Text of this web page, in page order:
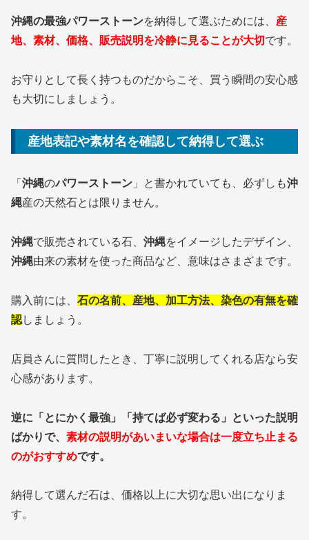
沖縄の最強パワーストーンを納得して選ぶためには、 産
地、素材、価格、販売説明を冷静に見ることが大切です。
お守りとして長く持つものだからこそ、買う瞬間の安心感
も大切にしましょう。
産地表記や素材名を確認して納得して選ぶ
「 沖縄のパワーストーン 」と書かれていても、必ずしも沖
縄産の天然石とは限りません。
沖縄で販売されている石、 沖縄をイメージしたデザイン、
沖縄由来の素材を使った商品など、意味はさまざまです。
購入前には、 石の名前、産地、加工方法、染色の有無を確
認しましょう。
店員さんに質問したとき、丁寧に説明してくれる店なら安
心感があります。
逆に「とにかく最強」「持てば必ず変わる」といった説明
ばかりで、 素材の説明があいまいな場合は一度立ち止まる
のがおすすめです。
納得して選んだ石は、価格以上に大切な思い出になりま
す。